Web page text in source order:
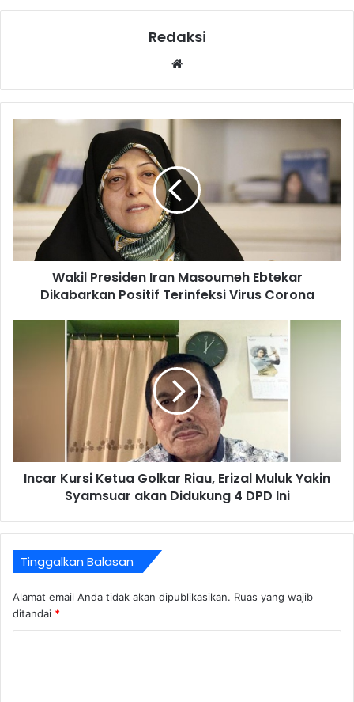
Redaksi
Wakil Presiden Iran Masoumeh Ebtekar
Dikabarkan Positif Terinfeksi Virus Corona
Incar Kursi Ketua Golkar Riau, Erizal Muluk Yakin
Syamsuar akan Didukung 4 DPD Ini
Tinggalkan Balasan
Alamat email Anda tidak akan dipublikasikan. Ruas yang wajib
ditandai *